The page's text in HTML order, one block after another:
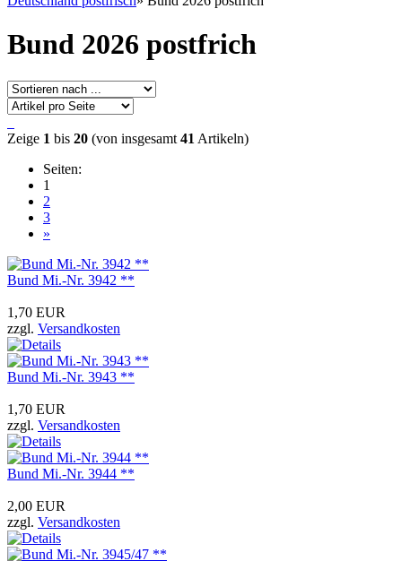
Bund 2026 postfrich
Zeige 1 bis 20 (von insgesamt 41 Artikeln)
Seiten:
1
2
3
»
Bund Mi.-Nr. 3942 **
1,70 EUR
zzgl. Versandkosten
Bund Mi.-Nr. 3943 **
1,70 EUR
zzgl. Versandkosten
Bund Mi.-Nr. 3944 **
2,00 EUR
zzgl. Versandkosten